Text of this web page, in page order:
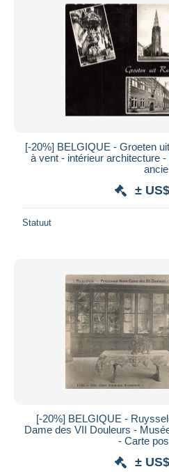
[-20%] BELGIQUE - Groeten
à vent - intérieur architecture
ancie
±
Statuut
[-20%] BELGIQUE -
Dame des VII Douleurs -
- Carte
±